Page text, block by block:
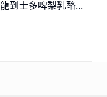
到士多啤梨乳酪...